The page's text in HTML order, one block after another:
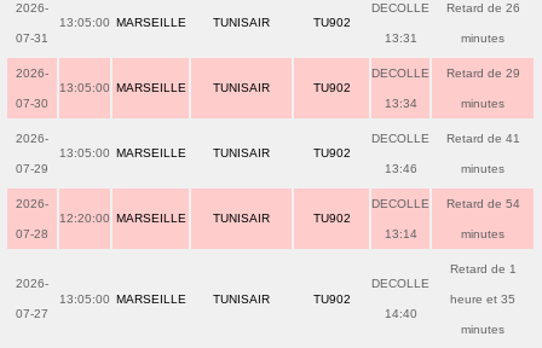
2026-
07-31
13:05:00 MARSEILLE TUNISAIR TU902
DECOLLE
13:31
Retard de 26
minutes
2026-
07-30
13:05:00 MARSEILLE TUNISAIR TU902
DECOLLE
13:34
Retard de 29
minutes
2026-
07-29
13:05:00 MARSEILLE TUNISAIR TU902
DECOLLE
13:46
Retard de 41
minutes
2026-
07-28
12:20:00 MARSEILLE TUNISAIR TU902
DECOLLE
13:14
Retard de 54
minutes
2026-
07-27
13:05:00 MARSEILLE TUNISAIR TU902
DECOLLE
14:40
Retard de 1
heure et 35
minutes